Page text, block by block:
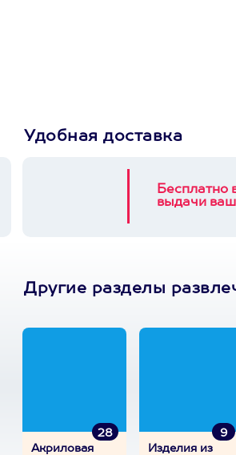
Удобная доставка
Бесплатно
выдачи
Другие разделы
28
Акриловая
9
Изделия из